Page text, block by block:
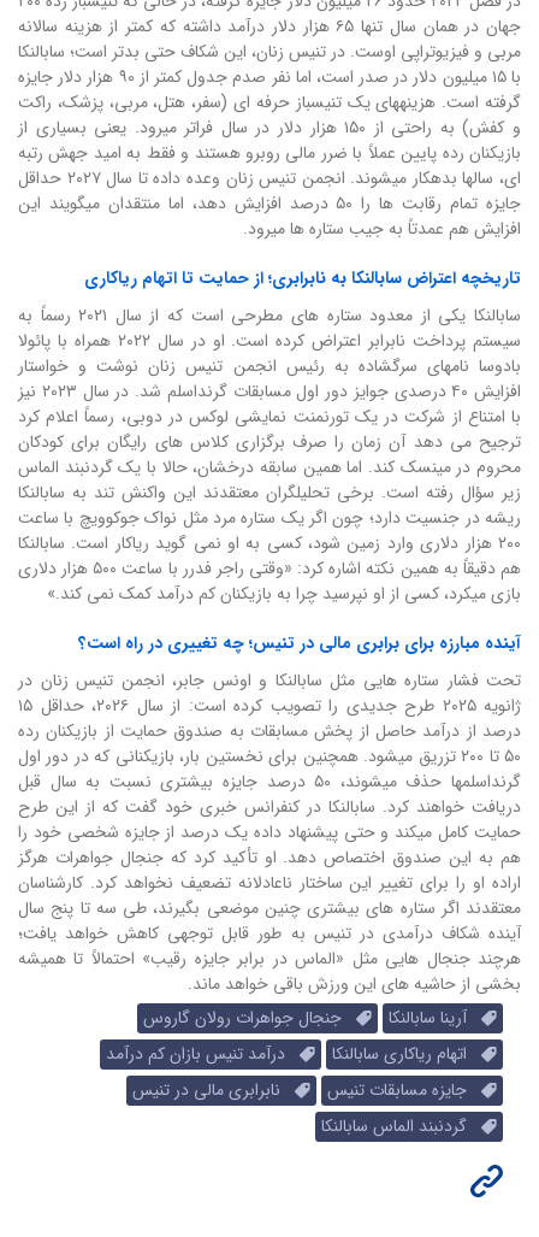
جهان در همان سال تنها ۶۵ هزار دلار درآمد داشته که کمتر از هزینه سالانه
مربی و فیزیوتراپی اوست. در تنیس زنان، این شکاف حتی بدتر است؛ سابالنکا
با ۱۵ میلیون دلار در صدر است، اما نفر صدم جدول کمتر از ۹۰ هزار دلار جایزه
گرفته است. هزینههای یک تنیسباز حرفه ای (سفر، هتل، مربی، پزشک، راکت
و کفش) به راحتی از ۱۵۰ هزار دلار در سال فراتر میرود. یعنی بسیاری از
بازیکنان رده پایین عملاً با ضرر مالی روبرو هستند و فقط به امید جهش رتبه
ای، سالها بدهکار میشوند. انجمن تنیس زنان وعده داده تا سال ۲۰۲۷ حداقل
جایزه تمام رقابت ها را ۵۰ درصد افزایش دهد، اما منتقدان میگویند این
افزایش هم عمدتاً به جیب ستاره ها میرود.
تاریخچه اعتراض سابالنکا به نابرابری؛ از حمایت تا اتهام ریاکاری
سابالنکا یکی از معدود ستاره های مطرحی است که از سال ۲۰۲۱ رسماً به
سیستم پرداخت نابرابر اعتراض کرده است. او در سال ۲۰۲۲ همراه با پائولا
بادوسا نامهای سرگشاده به رئیس انجمن تنیس زنان نوشت و خواستار
افزایش ۴۰ درصدی جوایز دور اول مسابقات گرنداسلم شد. در سال ۲۰۲۳ نیز
با امتناع از شرکت در یک تورنمنت نمایشی لوکس در دوبی، رسماً اعلام کرد
ترجیح می دهد آن زمان را صرف برگزاری کلاس های رایگان برای کودکان
محروم در مینسک کند. اما همین سابقه درخشان، حالا با یک گردنبند الماس
زیر سؤال رفته است. برخی تحلیلگران معتقدند این واکنش تند به سابالنکا
ریشه در جنسیت دارد؛ چون اگر یک ستاره مرد مثل نواک جوکوویچ با ساعت
۲۰۰ هزار دلاری وارد زمین شود، کسی به او نمی گوید ریاکار است. سابالنکا
هم دقیقاً به همین نکته اشاره کرد: «وقتی راجر فدرر با ساعت ۵۰۰ هزار دلاری
بازی میکرد، کسی از او نپرسید چرا به بازیکنان کم درآمد کمک نمی کند.»
آینده مبارزه برای برابری مالی در تنیس؛ چه تغییری در راه است؟
تحت فشار ستاره هایی مثل سابالنکا و اونس جابر، انجمن تنیس زنان در
ژانویه ۲۰۲۵ طرح جدیدی را تصویب کرده است: از سال ۲۰۲۶، حداقل ۱۵
درصد از درآمد حاصل از پخش مسابقات به صندوق حمایت از بازیکنان رده
۵۰ تا ۲۰۰ تزریق میشود. همچنین برای نخستین بار، بازیکنانی که در دور اول
گرنداسلمها حذف میشوند، ۵۰ درصد جایزه بیشتری نسبت به سال قبل
دریافت خواهند کرد. سابالنکا در کنفرانس خبری خود گفت که از این طرح
حمایت کامل میکند و حتی پیشنهاد داده یک درصد از جایزه شخصی خود را
هم به این صندوق اختصاص دهد. او تأکید کرد که جنجال جواهرات هرگز
اراده او را برای تغییر این ساختار ناعادلانه تضعیف نخواهد کرد. کارشناسان
معتقدند اگر ستاره های بیشتری چنین موضعی بگیرند، طی سه تا پنج سال
آینده شکاف درآمدی در تنیس به طور قابل توجهی کاهش خواهد یافت؛
هرچند جنجال هایی مثل «الماس در برابر جایزه رقیب» احتمالاً تا همیشه
بخشی از حاشیه های این ورزش باقی خواهد ماند.
آرینا سابالنکا
جنجال جواهرات رولان گاروس
اتهام ریاکاری سابالنکا
درآمد تنیس بازان کم درآمد
جایزه مسابقات تنیس
نابرابری مالی در تنیس
گردنبند الماس سابالنکا